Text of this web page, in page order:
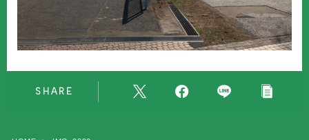
盗難・防犯対策
ツーリング・日常
SHARE